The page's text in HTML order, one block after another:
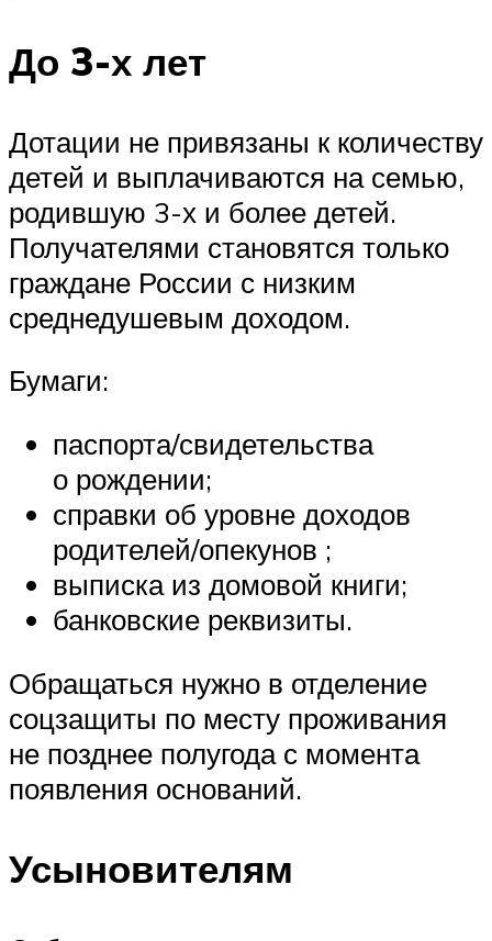
До 3-х лет
Дотации не привязаны к количеству
детей и выплачиваются на семью,
родившую 3-х и более детей.
Получателями становятся только
граждане России с низким
среднедушевым доходом.
Бумаги:
паспорта/свидетельства
о рождении;
справки об уровне доходов
родителей/опекунов ;
выписка из домовой книги;
банковские реквизиты.
Обращаться нужно в отделение
соцзащиты по месту проживания
не позднее полугода с момента
появления оснований.
Усыновителям